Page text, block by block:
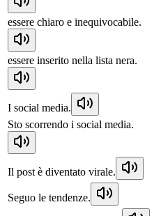
essere chiaro e inequivocabile.
essere inserito nella lista nera.
I social media.
Sto scorrendo i social media.
Il post è diventato virale.
Seguo le tendenze.